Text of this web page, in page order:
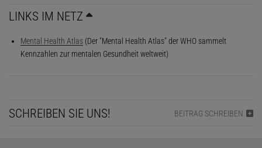
LINKS IM NETZ
Mental Health Atlas (Der "Mental Health Atlas" der WHO sammelt
Kennzahlen zur mentalen Gesundheit weltweit)
SCHREIBEN SIE UNS! BEITRAG SCHREIBEN